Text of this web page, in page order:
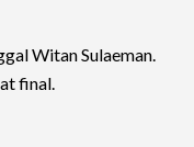
Witan Sulaeman.
final.